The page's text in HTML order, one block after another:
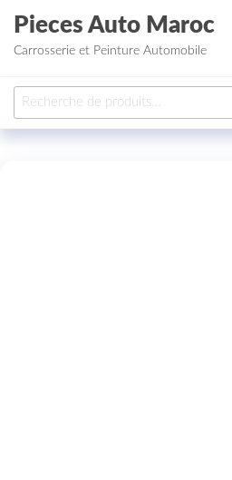
Aller au contenu
Pieces Auto Maroc
Carrosserie et Peinture Automobile
Recherche pour :